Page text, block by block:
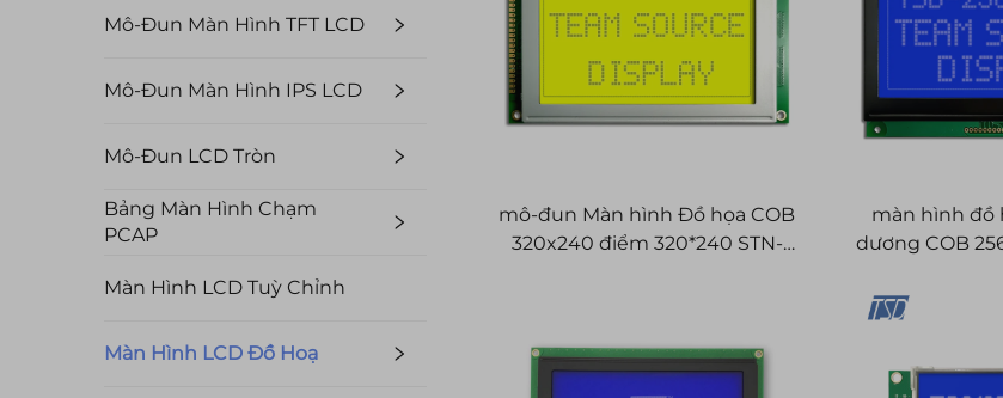
Mô-Đun Màn Hình TFT LCD
Mô-Đun Màn Hình IPS LCD
Mô-Đun LCD Tròn
Bảng Màn Hình Chạm
PCAP
Màn Hình LCD Tuỳ Chỉnh
Màn Hình LCD Đồ Hoạ
mô-đun Màn hình Đồ họa COB
320x240 điểm 320*240 STN-
màn hình đồ
dương COB